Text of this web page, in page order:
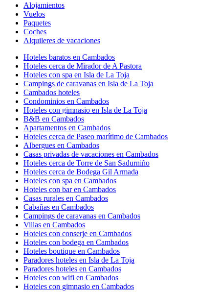
Alojamientos
Vuelos
Paquetes
Coches
Alquileres de vacaciones
Hoteles baratos en Cambados
Hoteles cerca de Mirador de A Pastora
Hoteles con spa en Isla de La Toja
Campings de caravanas en Isla de La Toja
Cambados hoteles
Condominios en Cambados
Hoteles con gimnasio en Isla de La Toja
B&B en Cambados
Apartamentos en Cambados
Hoteles cerca de Paseo marítimo de Cambados
Albergues en Cambados
Casas privadas de vacaciones en Cambados
Hoteles cerca de Torre de San Sadurniño
Hoteles cerca de Bodega Gil Armada
Hoteles con spa en Cambados
Hoteles con bar en Cambados
Casas rurales en Cambados
Cabañas en Cambados
Campings de caravanas en Cambados
Villas en Cambados
Hoteles con conserje en Cambados
Hoteles con bodega en Cambados
Hoteles boutique en Cambados
Paradores hoteles en Isla de La Toja
Paradores hoteles en Cambados
Hoteles con wifi en Cambados
Hoteles con gimnasio en Cambados